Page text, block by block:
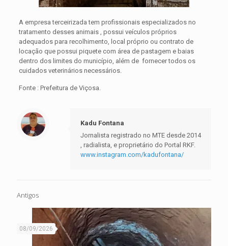
A empresa terceirizada tem profissionais especializados no
tratamento desses animais , possui veículos próprios
adequados para recolhimento, local próprio ou contrato de
locação que possui piquete com área de pastagem e baias
dentro dos limites do município, além de fornecer todos os
cuidados veterinários necessários.
Fonte : Prefeitura de Viçosa.
Kadu Fontana
Jornalista registrado no MTE desde 2014
, radialista, e proprietário do Portal RKF.
www.instagram.com/kadufontana/
Antigos
08/09/2026